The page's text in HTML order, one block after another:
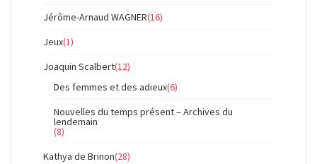
Jérôme-Arnaud WAGNER(16)
Jeux(1)
Joaquin Scalbert(12)
Des femmes et des adieux(6)
Nouvelles du temps présent – Archives du
lendemain
(8)
Kathya de Brinon(28)